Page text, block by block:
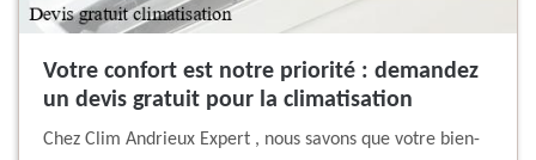
Votre confort est notre priorité : demandez
un devis gratuit pour la climatisation
Chez Clim Andrieux Expert , nous savons que votre bien-